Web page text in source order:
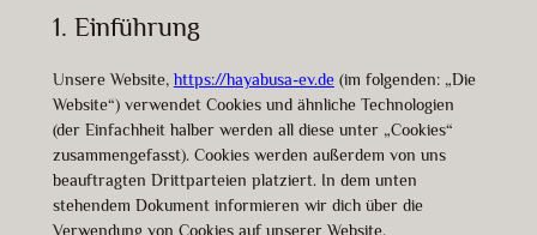
1. Einführung
Unsere Website, https://hayabusa-ev.de(im folgenden: „Die
Website“) verwendet Cookies und ähnliche Technologien
(der Einfachheit halber werden all diese unter „Cookies“
zusammengefasst). Cookies werden außerdem von uns
beauftragten Drittparteien platziert. In dem unten
stehendem Dokument informieren wir dich über die
Verwendung von Cookies auf unserer Website.